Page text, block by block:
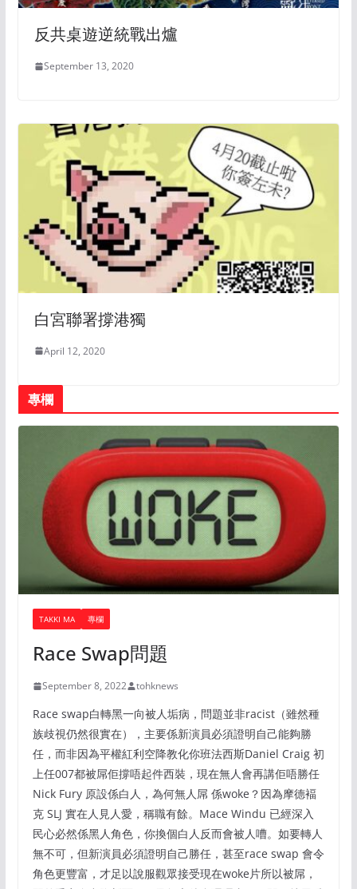
反共桌遊逆統戰出爐
September 13, 2020
白宮聯署撐港獨
April 12, 2020
專欄
TAKKI MA 專欄
Race Swap問題
September 8, 2022 tohknews
Race swap白轉黑一向被人垢病，問題並非racist（雖然種
族歧視仍然很實在），主要係新演員必須證明自己能夠勝
任，而非因為平權紅利空降教化你班法西斯Daniel Craig 初
上任007都被屌佢撐唔起件西裝，現在無人會再講佢唔勝任
Nick Fury 原設係白人，為何無人屌 係woke？因為摩德褔
克 SLJ 實在人見人愛，稱職有餘。Mace Windu 已經深入
民心必然係黑人角色，你換個白人反而會被人嘈。如要轉人
無不可，但新演員必須證明自己勝任，甚至race swap 會令
角色更豐富，才足以說服觀眾接受現在woke片所以被屌，